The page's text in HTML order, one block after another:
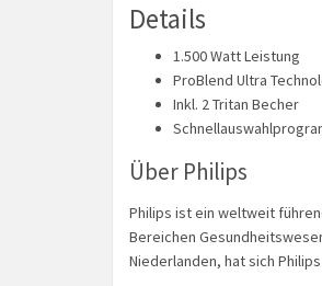
Details
1.500 Watt Leistung
ProBlend Ultra
Inkl. 2 Tritan Becher
Über Philips
Philips ist ein weltweit
Bereichen
Niederlanden, hat sich